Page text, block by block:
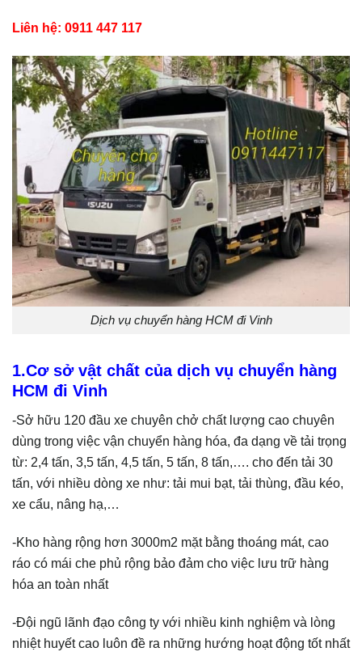
Liên hệ: 0911 447 117
Dịch vụ chuyển hàng HCM đi Vinh
1.Cơ sở vật chất của dịch vụ chuyển hàng
HCM đi Vinh
-Sở hữu 120 đầu xe chuyên chở chất lượng cao chuyên
dùng trong việc vận chuyển hàng hóa, đa dạng về tải trọng
từ: 2,4 tấn, 3,5 tấn, 4,5 tấn, 5 tấn, 8 tấn,…. cho đến tải 30
tấn, với nhiều dòng xe như: tải mui bạt, tải thùng, đầu kéo,
xe cẩu, nâng hạ,…
-Kho hàng rộng hơn 3000m2 mặt bằng thoáng mát, cao
ráo có mái che phủ rộng bảo đảm cho việc lưu trữ hàng
hóa an toàn nhất
-Đội ngũ lãnh đạo công ty với nhiều kinh nghiệm và lòng
nhiệt huyết cao luôn đề ra những hướng hoạt động tốt nhất